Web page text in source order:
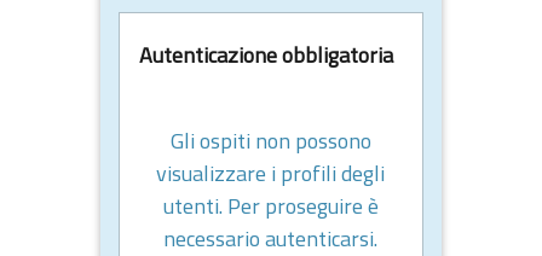
Autenticazione obbligatoria
Gli ospiti non possono
visualizzare i profili degli
utenti. Per proseguire è
necessario autenticarsi.